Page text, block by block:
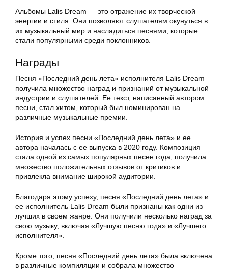
Альбомы Lalis Dream — это отражение их творческой
энергии и стиля. Они позволяют слушателям окунуться в
их музыкальный мир и насладиться песнями, которые
стали популярными среди поклонников.
Награды
Песня «Последний день лета» исполнителя Lalis Dream
получила множество наград и признаний от музыкальной
индустрии и слушателей. Ее текст, написанный автором
песни, стал хитом, который был номинирован на
различные музыкальные премии.
История и успех песни «Последний день лета» и ее
автора началась с ее выпуска в 2020 году. Композиция
стала одной из самых популярных песен года, получила
множество положительных отзывов от критиков и
привлекла внимание широкой аудитории.
Благодаря этому успеху, песня «Последний день лета» и
ее исполнитель Lalis Dream были признаны как одни из
лучших в своем жанре. Они получили несколько наград за
свою музыку, включая «Лучшую песню года» и «Лучшего
исполнителя».
Кроме того, песня «Последний день лета» была включена
в различные компиляции и собрала множество